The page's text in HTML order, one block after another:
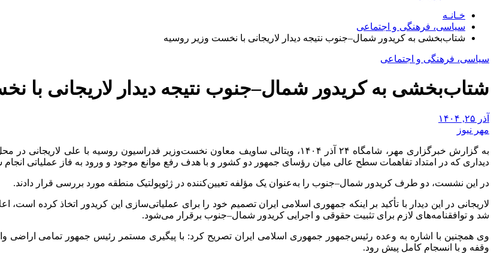
خـانـه
سیاسی، فرهنگی و اجتماعی
شتاب‌بخشی به کریدور شمال–جنوب نتیجه دیدار لاریجانی با نخست وزیر روسیه
سیاسی، فرهنگی و اجتماعی
شتاب‌بخشی به کریدور شمال–جنوب نتیجه دیدار لاریجانی با
آذر ۲۵, ۱۴۰۴
مهر نیوز
به گزارش خبرگزاری مهر، شامگاه ۲۴ آذر ۱۴۰۴، ویتالی ساویف معاون نخست‌وزیر فدراسیون روسیه با علی لاریجانی در
دیداری که در امتداد تفاهمات سطح عالی میان رؤسای جمهور دو کشور و با هدف رفع موانع موجود و ورود به فاز عملیاتی انجام
در این نشست، دو طرف کریدور شمال–جنوب را به‌عنوان یک مؤلفه تعیین‌کننده در ژئوپولتیک منطقه مورد بررسی قرار دادند.
لاریجانی در این دیدار با تأکید بر اینکه جمهوری اسلامی ایران تصمیم خود را برای عملیاتی‌سازی این کریدور اتخاذ کرده
شد و توافقنامه‌های لازم برای تثبیت حقوقی و اجرایی کریدور شمال–جنوب برقرار می‌شود.
وی همچنین با اشاره به وعده رئیس‌جمهور جمهوری اسلامی ایران تصریح کرد: با پیگیری مستمر رئیس جمهور تمامی اراضی
وقفه و با انسجام کامل پیش رود.